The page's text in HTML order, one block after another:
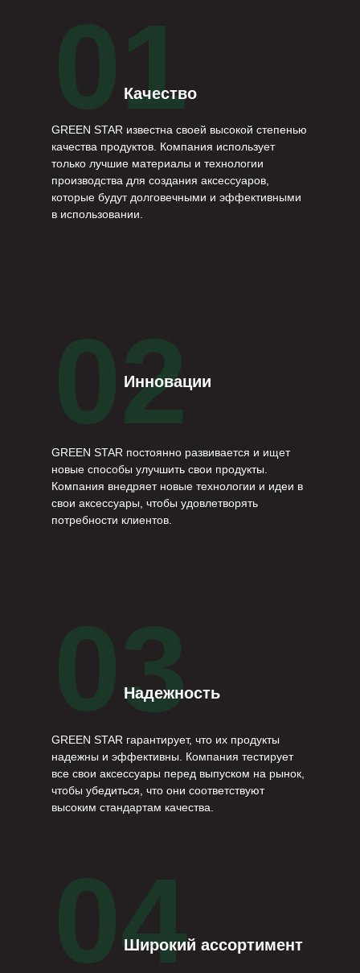
01
Качество
GREEN STAR известна своей высокой степенью
качества продуктов. Компания использует
только лучшие материалы и технологии
производства для создания аксессуаров,
которые будут долговечными и эффективными
в использовании.
02
Инновации
GREEN STAR постоянно развивается и ищет
новые способы улучшить свои продукты.
Компания внедряет новые технологии и идеи в
свои аксессуары, чтобы удовлетворять
потребности клиентов.
03
Надежность
GREEN STAR гарантирует, что их продукты
надежны и эффективны. Компания тестирует
все свои аксессуары перед выпуском на рынок,
чтобы убедиться, что они соответствуют
высоким стандартам качества.
04Широкий ассортимент